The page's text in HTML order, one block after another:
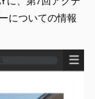
についての情報